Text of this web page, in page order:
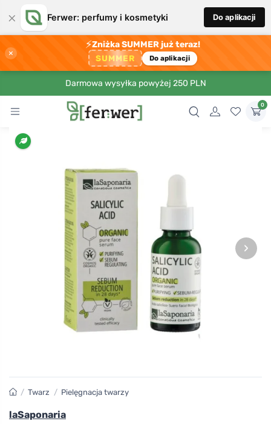
× Ferwer: perfumy i kosmetyki Do aplikacji
×
⚡Zniżka SUMMER już teraz!
SUMMER Do aplikacji
Darmowa wysyłka powyżej 250 PLN
0
›
/ Twarz / Pielęgnacja twarzy
laSaponaria